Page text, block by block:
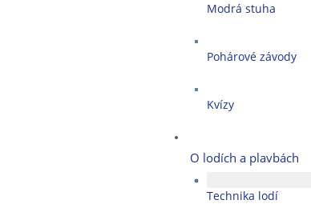
Modrá stuha
Pohárové závody
Kvízy
O lodích a plavbách
Technika lodí